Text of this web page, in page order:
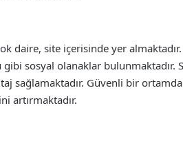
daire, site içerisinde yer
sosyal olanaklar bulunmaktadır.
sağlamaktadır. Güvenli bir
artırmaktadır.